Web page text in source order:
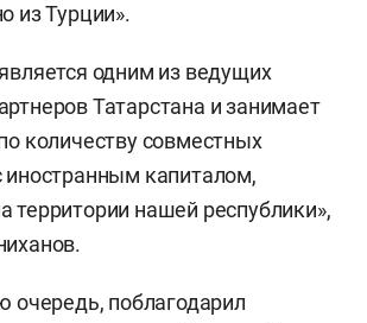
из Турции».
одним из ведущих
Татарстана и занимает
количеству совместных
иностранным капиталом,
территории нашей республики»,
очередь, поблагодарил